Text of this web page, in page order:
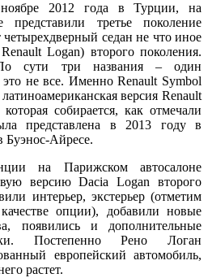
2012 года в Турции, на
представили третье поколение
седан не что иное
Logan) второго поколения.
сути три названия – один
не все. Именно Renault Symbol
версия Renault
собирается, как отмечали
представлена в 2013 году в
Буэнос-Айресе.
на Парижском автосалоне
версию Dacia Logan второго
интерьер, экстерьер (отметим
опции), добавили новые
появились и дополнительные
Постепенно Рено Логан
европейский автомобиль,
растет.